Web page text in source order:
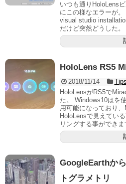
いつも通りHoloLens
にこの様なエラーが
visual studio
だけど突然どうした
HoloLens RS5
2018/11/14
Tips
HoloLensがRS5で
た。 Windows10はを
用可能になっており
HoloLensで見えてい
リングする事ができ
GoogleEarthか
トグラメトリ